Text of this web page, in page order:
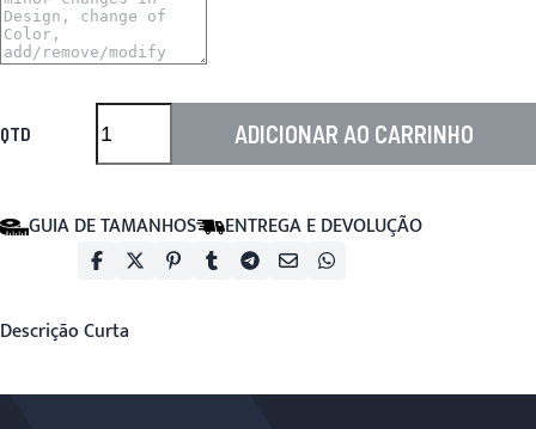
QTD ADICIONAR AO CARRINHO
GUIA DE TAMANHOS ENTREGA E DEVOLUÇÃO
Descrição Curta